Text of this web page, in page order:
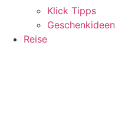
Klick Tipps
Geschenkideen
Reise